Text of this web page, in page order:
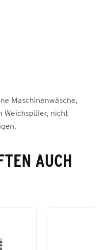
Maschinenwäsche,
Weichspüler, nicht
AUCH